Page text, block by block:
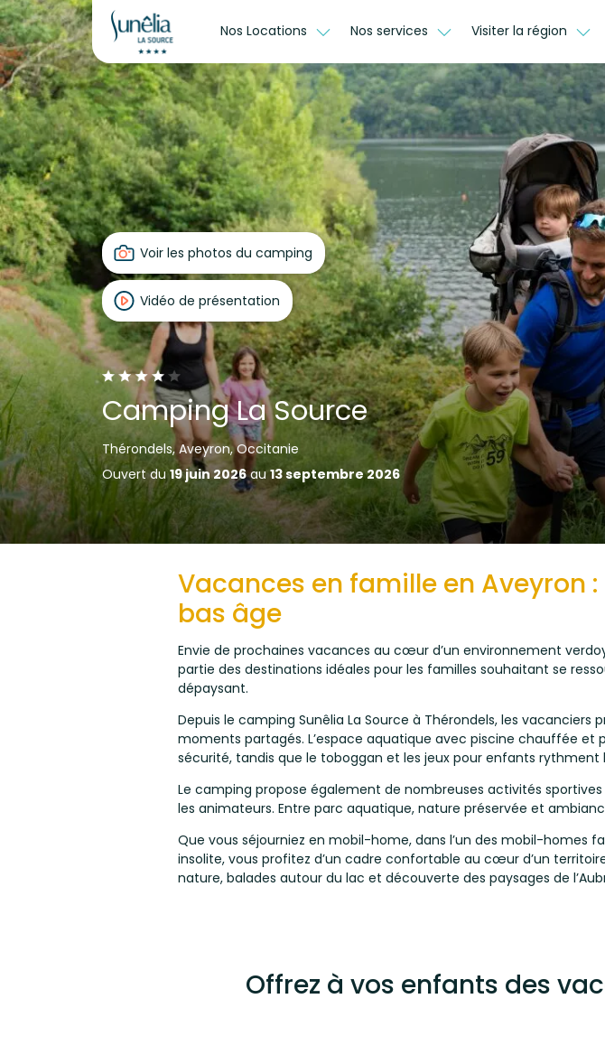
Nos Locations Nos services Visiter la région
Voir les photos du camping
Vidéo de présentation
Camping La Source
Thérondels, Aveyron, Occitanie
Ouvert du19 juin 2026au13 septembre 2026
Vacances en famille en Aveyron
bas âge
Envie de prochaines vacances au cœur d’un environnement
partie des destinations idéales pour les familles souhaitant se
dépaysant.
Depuis le camping Sunêlia La Source à Thérondels, les vacanciers
moments partagés. L’espace aquatique avec piscine chauffée
sécurité, tandis que le toboggan et les jeux pour enfants rythment
Le camping propose également de nombreuses activités
les animateurs. Entre parc aquatique, nature préservée et
Que vous séjourniez en mobil-home, dans l’un des mobil-homes
insolite, vous profitez d’un cadre confortable au cœur d’un
nature, balades autour du lac et découverte des paysages de
Offrez à vos enfants des